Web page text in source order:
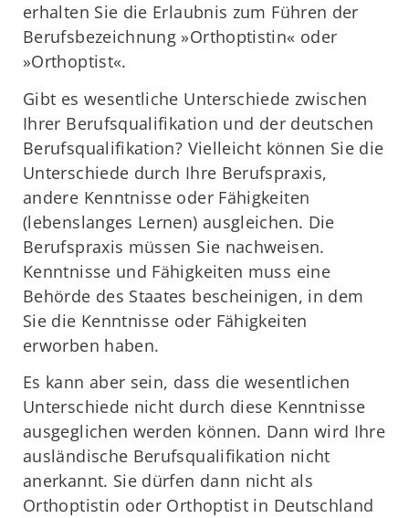
erhalten Sie die Erlaubnis zum Führen der
Berufsbezeichnung »Orthoptistin« oder
»Orthoptist«.
Gibt es wesentliche Unterschiede zwischen
Ihrer Berufsqualifikation und der deutschen
Berufsqualifikation? Vielleicht können Sie die
Unterschiede durch Ihre Berufspraxis,
andere Kenntnisse oder Fähigkeiten
(lebenslanges Lernen) ausgleichen. Die
Berufspraxis müssen Sie nachweisen.
Kenntnisse und Fähigkeiten muss eine
Behörde des Staates bescheinigen, in dem
Sie die Kenntnisse oder Fähigkeiten
erworben haben.
Es kann aber sein, dass die wesentlichen
Unterschiede nicht durch diese Kenntnisse
ausgeglichen werden können. Dann wird Ihre
ausländische Berufsqualifikation nicht
anerkannt. Sie dürfen dann nicht als
Orthoptistin oder Orthoptist in Deutschland